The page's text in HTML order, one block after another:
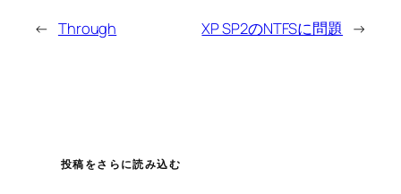
← Through XP SP2のNTFSに問題 →
投稿をさらに読み込む